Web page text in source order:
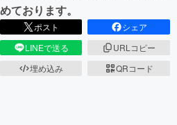
CAMPFIRE for Social Good
CAMPFIREふるさと納税
めております。
ポスト
シェア
LINEで送る
URLコピー
埋め込み
QRコード